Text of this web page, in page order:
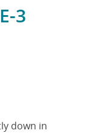
3
down in